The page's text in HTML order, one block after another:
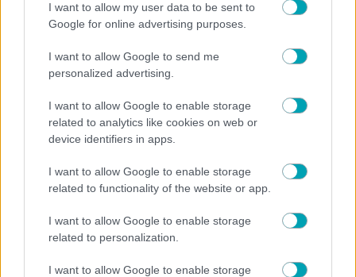
I want to allow my user data to be sent to
Google for online advertising purposes.
I want to allow Google to send me
personalized advertising.
I want to allow Google to enable storage
related to analytics like cookies on web or
device identifiers in apps.
I want to allow Google to enable storage
related to functionality of the website or app.
I want to allow Google to enable storage
related to personalization.
I want to allow Google to enable storage
Τέτα Κωνσταντά: «Αποσύρθηκα από τη δουλειά για
να μεγαλώσω τον γιο μου»